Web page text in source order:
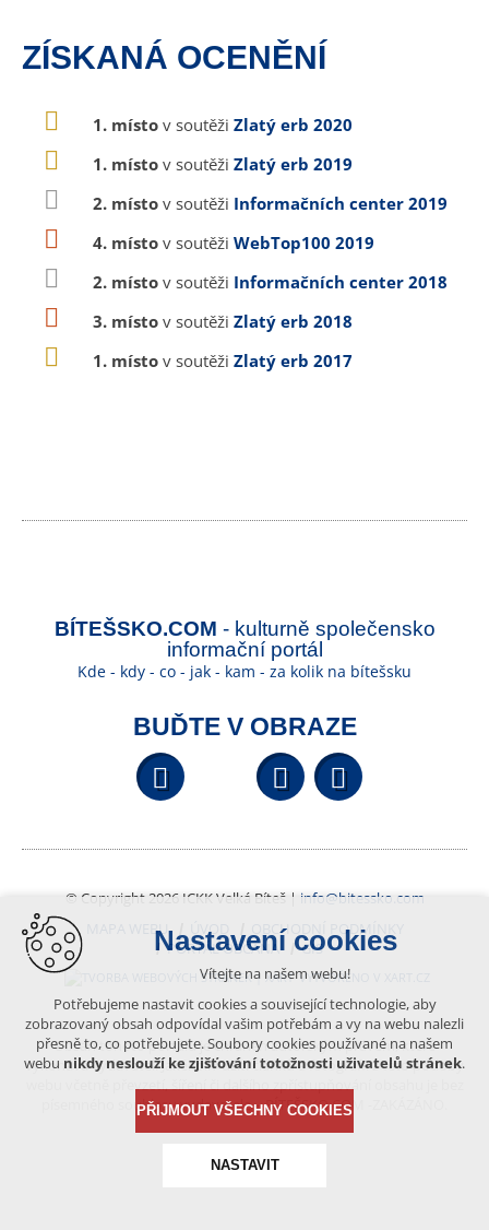
ZÍSKANÁ OCENĚNÍ
1. místo v soutěži Zlatý erb 2020
1. místo v soutěži Zlatý erb 2019
2. místo v soutěži Informačních center 2019
4. místo v soutěži WebTop100 2019
2. místo v soutěži Informačních center 2018
3. místo v soutěži Zlatý erb 2018
1. místo v soutěži Zlatý erb 2017
BÍTEŠSKO.COM - kulturně společensko
informační portál
Kde - kdy - co - jak - kam - za kolik na bítešsku
BUĎTE V OBRAZE
Facebook YouTube
© Copyright 2026 ICKK Velká Bíteš | info@bitessko.com
MAPA WEBU
ÚVOD
OBCHODNÍ PODMÍNKY
PORTÁL OBČANA
GIS
VYTVOŘENO V XART.CZ
Obsah tohoto portálu je chráněn autorským právem, které
vykonává vydavatel. Jakékoliv užití článků a fotografií z této podoby
písemného souhlasu vydavatele – BÍTEŠSKO.COM -ZAKÁZÁNO.
Nastavení cookies
Vítejte na našem webu!
Potřebujeme nastavit cookies a související technologie, aby
zobrazovaný obsah odpovídal vašim potřebám a vy na webu nalezli
přesně to, co potřebujete. Soubory cookies používané na našem
webu nikdy neslouží ke zjišťování totožnosti uživatelů stránek.
PŘIJMOUT VŠECHNY COOKIES
NASTAVIT